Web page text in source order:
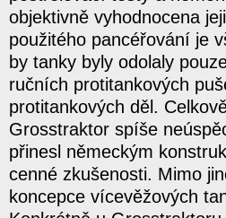
objektivně vyhodnocena
použitého pancéřování je
by tanky byly odolaly
ručních protitankových
protitankových děl.
Grosstraktor spíše
přinesl německým
cenné zkušenosti. Mimo
koncepce vícevěžových